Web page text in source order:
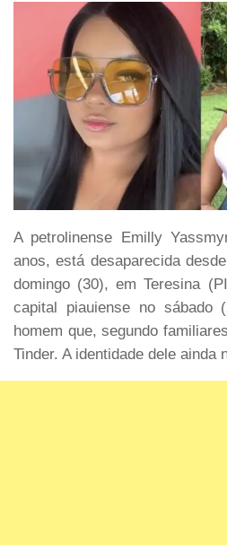
A petrolinense Emilly
anos, está desaparecida
domingo (30), em Teresina
capital piauiense no sábado
homem que, segundo
Tinder. A identidade dele ainda